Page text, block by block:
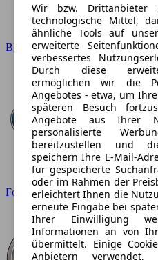
BMW
Ford
Wir bzw. Drittanbieter
technologische Mittel,
ähnliche Tools auf
erweiterte
verbessertes
Durch diese
ermöglichen wir die
Angebotes - etwa, um
späteren Besuch
Angebote aus Ihrer
personalisierte
bereitzustellen und
speichern Ihre E-Mail-
für gespeicherte
oder im Rahmen der
erleichtert Ihnen die
erneute Eingabe bei
Ihrer Einwilligung
Informationen an von
übermittelt. Einige
Anbietern